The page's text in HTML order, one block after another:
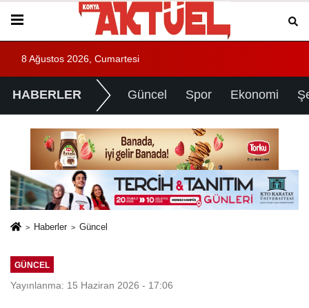
8 Ağustos 2026, Cumartesi
HABERLER Güncel Spor Ekonomi
Haberler Güncel
GÜNCEL
Yayınlanma: 15 Haziran 2026 - 17:06